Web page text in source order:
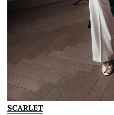
SCARLET